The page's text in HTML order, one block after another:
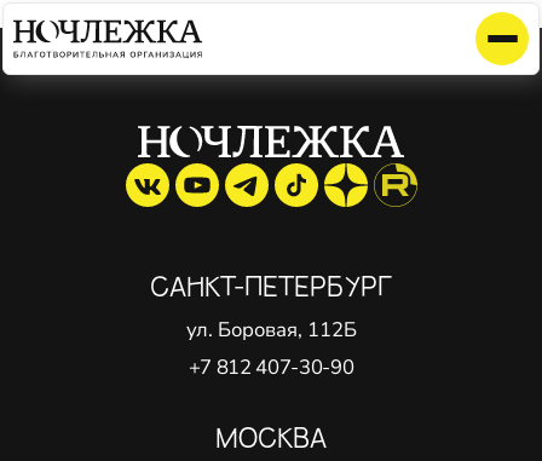
Элемент не найден!
САНКТ-ПЕТЕРБУРГ
ул. Боровая, 112Б
+7 812 407-30-90
МОСКВА